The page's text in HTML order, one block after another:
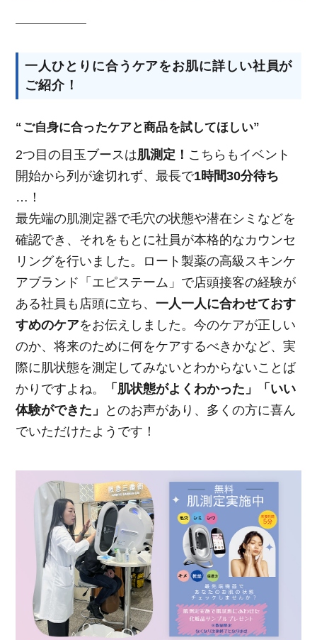
一人ひとりに合うケアをお肌に詳しい社員が
ご紹介！
“ご自身に合ったケアと商品を試してほしい”
2つ目の目玉ブースは肌測定！ こちらもイベント
開始から列が途切れず、最長で1時間30分待ち
…！
最先端の肌測定器で毛穴の状態や潜在シミなどを
確認でき、それをもとに社員が本格的なカウンセ
リングを行いました。ロート製薬の高級スキンケ
アブランド「エピステーム」で店頭接客の経験が
ある社員も店頭に立ち、一人一人に合わせておす
すめのケアをお伝えしました。今のケアが正しい
のか、将来のために何をケアするべきかなど、実
際に肌状態を測定してみないとわからないことば
かりですよね。
「肌状態がよくわかった」「いい
体験ができた」
とのお声があり、多くの方に喜ん
でいただけたようです！